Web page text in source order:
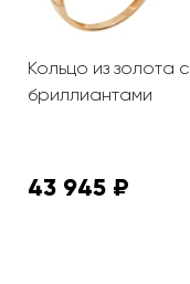
Кольцо из золота с
бриллиантами
43 945 ₽